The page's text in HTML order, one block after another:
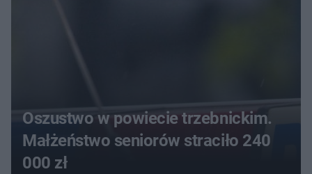
Oszustwo w powiecie trzebnickim.
Małżeństwo seniorów straciło 240
000 zł